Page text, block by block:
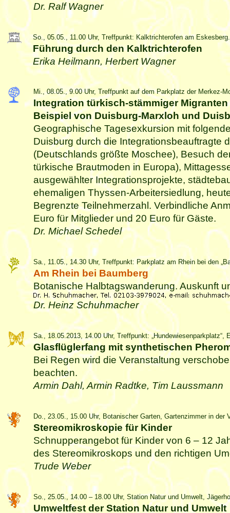
Dr. Ralf Wagner
So., 05.05., 11.00 Uhr, Treffpunkt: Kalktrichterofen am Eskesberg.
Führung durch den Kalktrichterofen
Erika Heilmann, Herbert Wagner
Mi., 08.05., 9.00 Uhr, Treffpunkt auf dem Parkplatz der Merkez-
Integration türkisch-stämmiger
Beispiel von Duisburg-Marxloh und
Geographische Tagesexkursion mit
Duisburg durch die Integrationsbeauftragte
(Deutschlands größte Moschee), Besuch
türkische Brautmoden in Europa),
ausgewählter Integrationsprojekte,
ehemaligen Thyssen-Arbeitersiedlung,
Begrenzte Teilnehmerzahl. Verbindliche
Euro für Mitglieder und 20 Euro für Gäste.
Dr. Michael Schedel
Sa., 11.05., 14.30 Uhr, Treffpunkt: Parkplatz am Rhein bei den
Am Rhein bei Baumberg
Botanische Halbtagswanderung. Auskunft
Dr. Heinz Schuhmacher
Sa., 18.05.2013, 14.00 Uhr, Treffpunkt:
Glasflüglerfang mit synthetischen
Bei Regen wird die Veranstaltung
beachten.
Armin Dahl, Armin Radtke, Tim Laussmann
Do., 23.05., 15.00 Uhr, Botanischer Garten, Gartenzimmer in der
Stereomikroskopie für Kinder
Schnupperangebot für Kinder von 6 – 12
des Stereomikroskops und den richtigen
Trude Weber
So., 25.05., 14.00 – 18.00 Uhr, Station Natur und Umwelt,
Umweltfest der Station Natur und Umwelt